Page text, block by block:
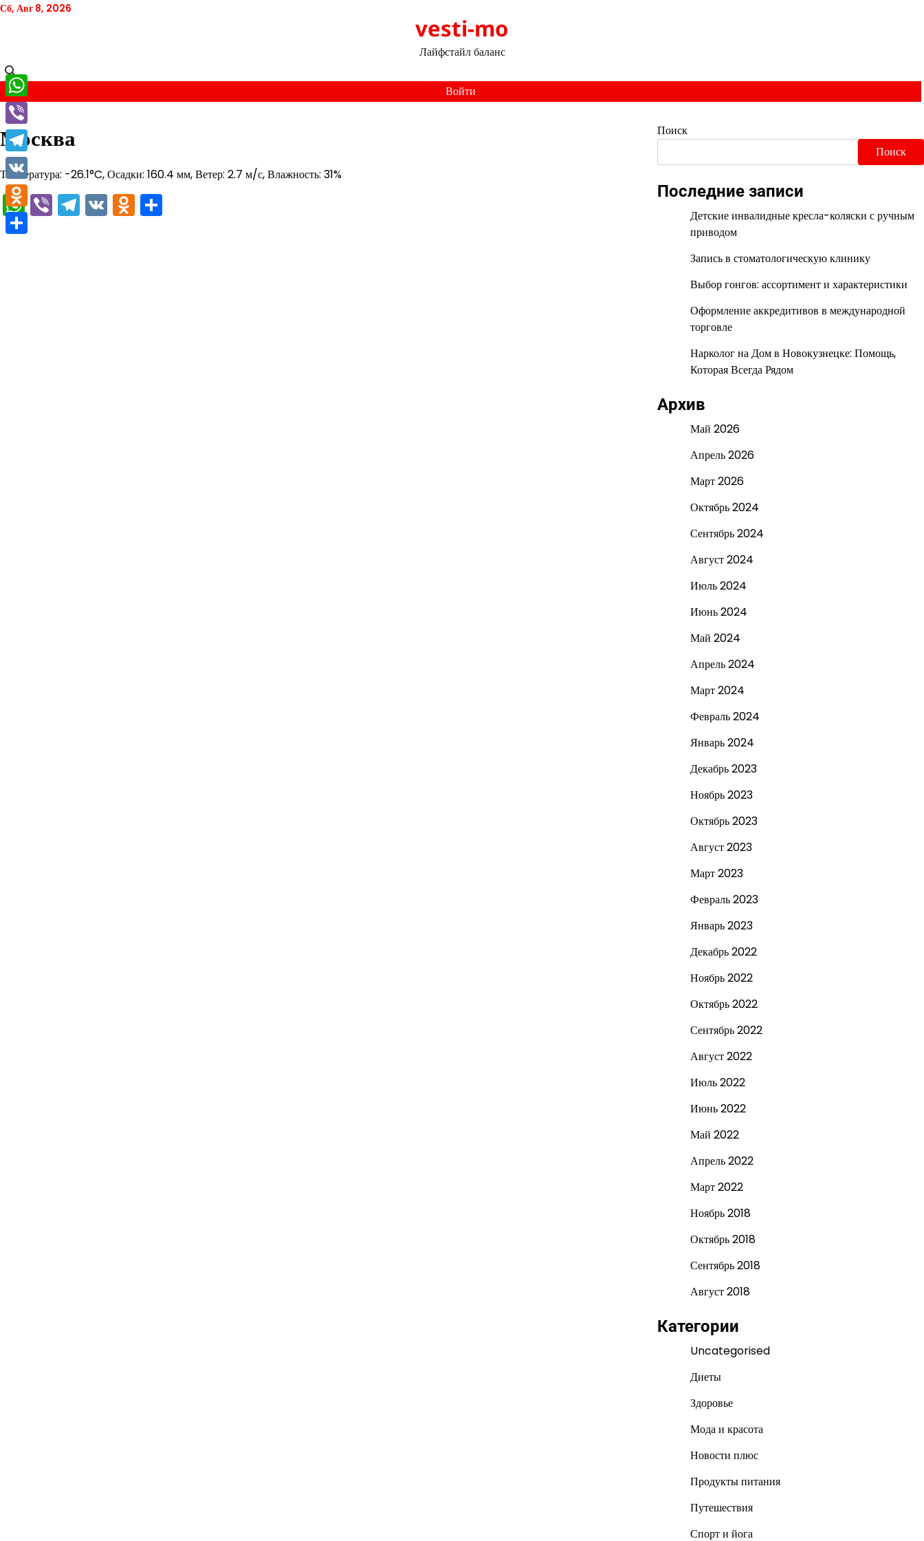
Перейти
Сб, Авг 8, 2026
vesti-mo
Лайфстайл баланс
Войти
Москва
Температура: -26.1°C, Осадки: 160.4 мм, Ветер: 2.7 м/с, Влажность: 31%
WhatsApp
ViberTelegram
VKOdnoklassniki
Поиск
Поиск
Последние записи
Детские инвалидные кресла-коляски с ручным
приводом
Запись в стоматологическую клинику
Выбор гонгов: ассортимент и характеристики
Оформление аккредитивов в международной
торговле
Нарколог на Дом в Новокузнецке: Помощь,
Которая Всегда Рядом
Архив
Май 2026
Апрель 2026
Март 2026
Октябрь 2024
Сентябрь 2024
Август 2024
Июль 2024
Июнь 2024
Май 2024
Апрель 2024
Март 2024
Февраль 2024
Январь 2024
Декабрь 2023
Ноябрь 2023
Октябрь 2023
Август 2023
Март 2023
Февраль 2023
Январь 2023
Декабрь 2022
Ноябрь 2022
Октябрь 2022
Сентябрь 2022
Август 2022
Июль 2022
Июнь 2022
Май 2022
Апрель 2022
Март 2022
Ноябрь 2018
Октябрь 2018
Сентябрь 2018
Август 2018
Категории
Uncategorised
Диеты
Здоровье
Мода и красота
Новости плюс
Продукты питания
Путешествия
Спорт и йога
WhatsApp
Viber
Telegram
VK
Odnoklassniki